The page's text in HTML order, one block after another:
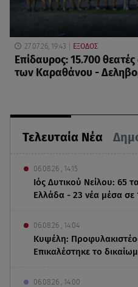
Τελευταία Νέα
06.08.26 , 14:15
Ιός Δυτικού Νείλου: 65
Ελλάδα - 23 νέα μέσα
06.08.26 , 14:04
Κυψέλη:
Επικαλέστηκε το
06.08.26 , 14:00
27.07.26, 19:43 ΕΞΟΔΟΣ
Επίδαυρος: 15.700
των Καραθάνου -